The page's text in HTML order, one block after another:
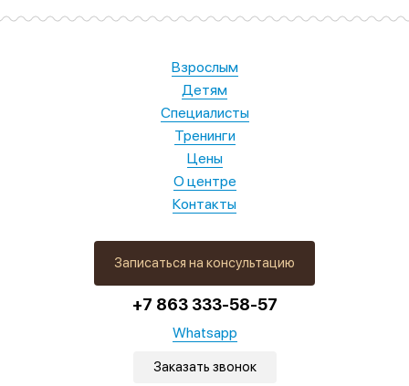
Записаться на консультацию
+7 863 333-58-57
Whatsapp
Заказать звонок
Взрослым
Детям
Специалисты
Тренинги
Цены
О центре
Контакты